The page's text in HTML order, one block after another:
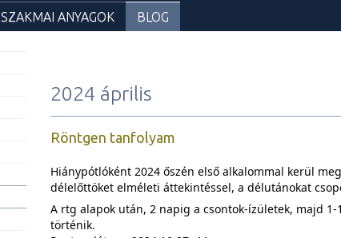
SZAKMAI ANYAGOK BLOG
2024 április
Röntgen tanfolyam
Hiánypótlóként 2024 őszén első alkalommal kerül
délelőttöket elméleti áttekintéssel, a délutánokat
A rtg alapok után, 2 napig a csontok-ízületek, majd
történik.